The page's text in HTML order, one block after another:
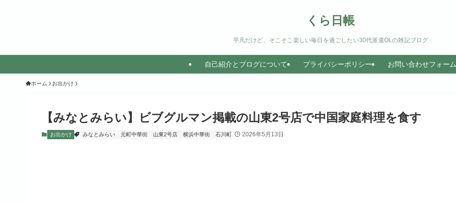
くら日帳
平凡だけど、そこそこ楽しい毎日を過ごしたい30代派遣OLの雑記ブログ
自己紹介とブログについて プライバシーポリシー お問い合わせフォーム
ホーム お出かけ
【みなとみらい】ビブグルマン掲載の山東2号店で中国家庭料理を食す
お出かけ みなとみらい 元町中華街 山東2号店 横浜中華街 石川町 2026年5月13日